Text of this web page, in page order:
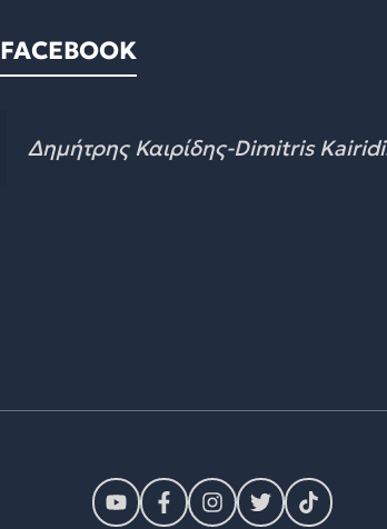
FACEBOOK
Δημήτρης Καιρίδης-Dimitris